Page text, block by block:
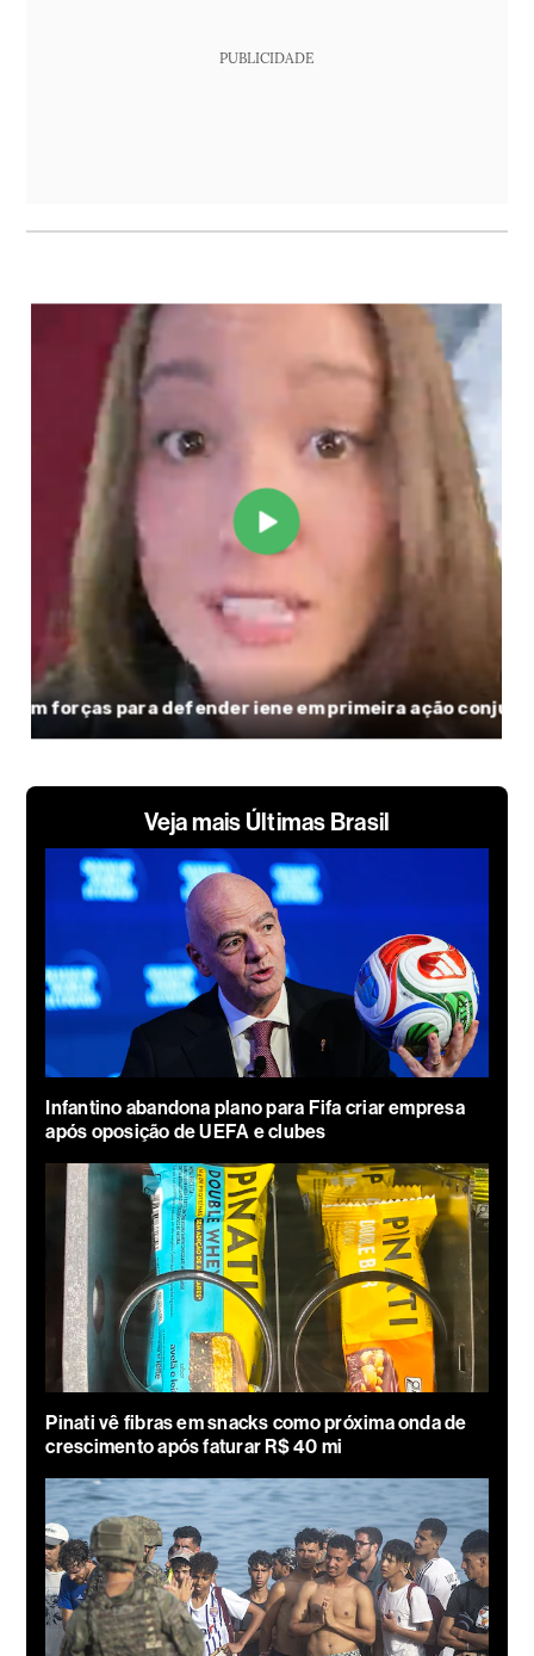
PUBLICIDADE
Veja mais Últimas Brasil
Infantino abandona plano para Fifa criar empresa
após oposição de UEFA e clubes
Pinati vê fibras em snacks como próxima onda de
crescimento após faturar R$ 40 mi